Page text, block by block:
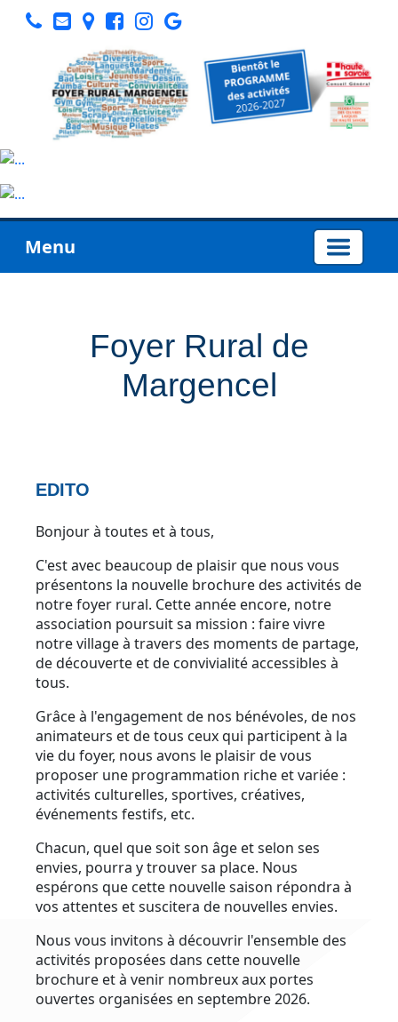
Menu
Foyer Rural de
Margencel
EDITO
Bonjour à toutes et à tous,
C'est avec beaucoup de plaisir que nous vous
présentons la nouvelle brochure des activités de
notre foyer rural. Cette année encore, notre
association poursuit sa mission : faire vivre
notre village à travers des moments de partage,
de découverte et de convivialité accessibles à
tous.
Grâce à l'engagement de nos bénévoles, de nos
animateurs et de tous ceux qui participent à la
vie du foyer, nous avons le plaisir de vous
proposer une programmation riche et variée :
activités culturelles, sportives, créatives,
événements festifs, etc.
Chacun, quel que soit son âge et selon ses
envies, pourra y trouver sa place. Nous
espérons que cette nouvelle saison répondra à
vos attentes et suscitera de nouvelles envies.
Nous vous invitons à découvrir l'ensemble des
activités proposées dans cette nouvelle
brochure et à venir nombreux aux portes
ouvertes organisées en septembre 2026.